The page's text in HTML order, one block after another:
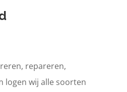
repareren,
logen wij alle soorten